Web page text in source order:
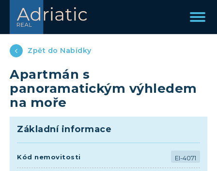
Zpět do Nabídky
Apartmán s
panoramatickým výhledem
na moře
Základní informace
Kód nemovitosti EI-4071